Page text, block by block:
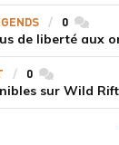
0
0commentaires